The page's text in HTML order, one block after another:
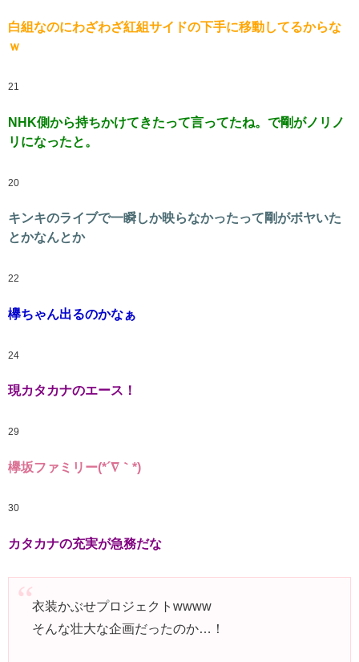
白組なのにわざわざ紅組サイドの下手に移動してるからな
ｗ
21
NHK側から持ちかけてきたって言ってたね。で剛がノリノ
リになったと。
20
キンキのライブで一瞬しか映らなかったって剛がボヤいた
とかなんとか
22
欅ちゃん出るのかなぁ
24
現カタカナのエース！
29
欅坂ファミリー(*´∇｀*)
30
カタカナの充実が急務だな
衣装かぶせプロジェクトwwww
そんな壮大な企画だったのか…！